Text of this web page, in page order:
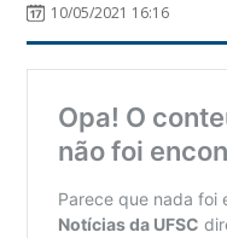
10/05/2021 16:16